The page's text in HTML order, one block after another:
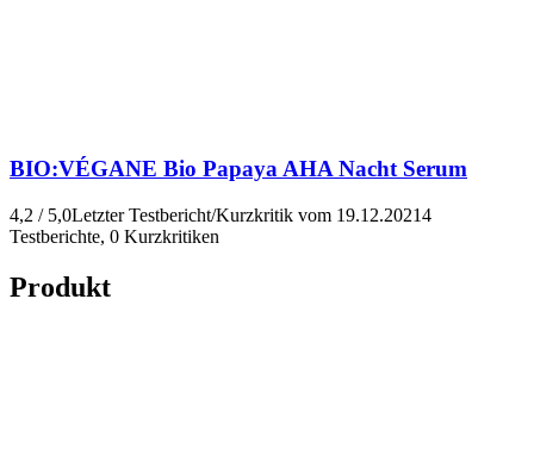
BIO:VÉGANE Bio Papaya AHA Nacht Serum
4,2 / 5,0Letzter Testbericht/Kurzkritik vom 19.12.20214
Testberichte, 0 Kurzkritiken
Produkt